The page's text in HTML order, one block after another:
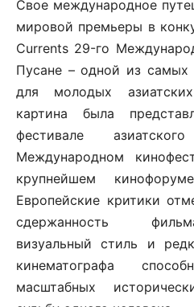
Свое международное
мировой премьеры в
Currents 29-го
Пусане – одной из
для молодых
картина была
фестивале
Международном
крупнейшем
Европейские критики
сдержанность
визуальный стиль и
кинематографа
масштабных